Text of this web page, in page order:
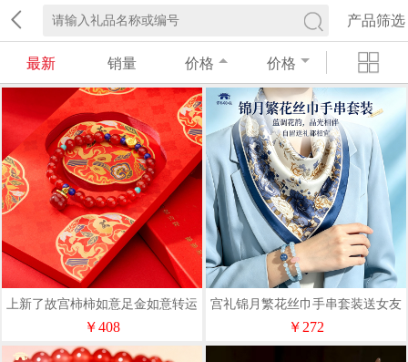
产品筛选
最新 销量 价格 价格
上新了故宫柿柿如意足金如意转运
珠手链手串贺岁
￥408
宫礼锦月繁花丝巾手串套装送女友
送亲人礼物伴手礼
￥272